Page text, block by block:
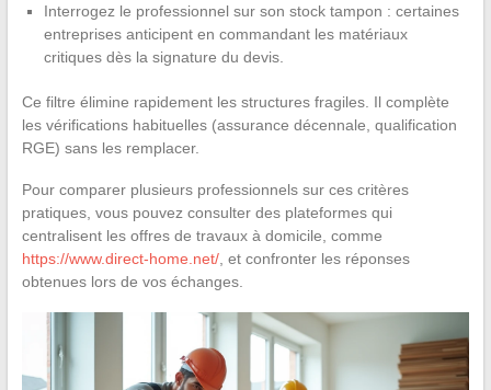
Interrogez le professionnel sur son stock tampon : certaines
entreprises anticipent en commandant les matériaux
critiques dès la signature du devis.
Ce filtre élimine rapidement les structures fragiles. Il complète
les vérifications habituelles (assurance décennale, qualification
RGE) sans les remplacer.
Pour comparer plusieurs professionnels sur ces critères
pratiques, vous pouvez consulter des plateformes qui
centralisent les offres de travaux à domicile, comme
https://www.direct-home.net/, et confronter les réponses
obtenues lors de vos échanges.